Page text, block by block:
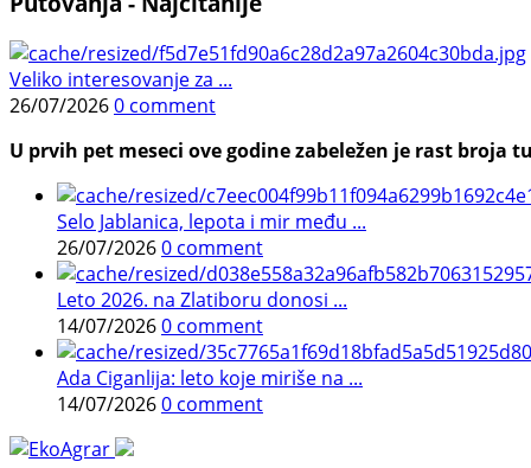
Veliko interesovanje za ...
26/07/20260 comment
U prvih pet meseci ove godine zabeležen je rast
Selo Jablanica, lepota i mir među ...
26/07/20260 comment
Leto 2026. na Zlatiboru donosi ...
14/07/20260 comment
Ada Ciganlija: leto koje miriše na ...
14/07/20260 comment